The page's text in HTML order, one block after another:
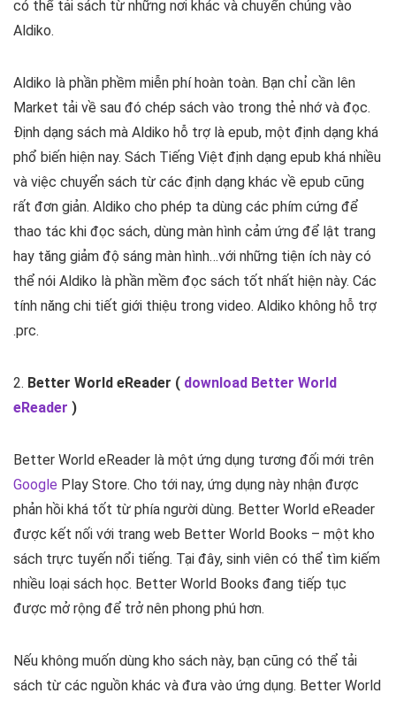
có thể tải sách từ những nơi khác và chuyển chúng vào
Aldiko.
Aldiko là phần phềm miễn phí hoàn toàn. Bạn chỉ cần lên
Market tải về sau đó chép sách vào trong thẻ nhớ và đọc.
Định dạng sách mà Aldiko hỗ trợ là epub, một định dạng khá
phổ biến hiện nay. Sách Tiếng Việt định dạng epub khá nhiều
và việc chuyển sách từ các định dạng khác về epub cũng
rất đơn giản. Aldiko cho phép ta dùng các phím cứng để
thao tác khi đọc sách, dùng màn hình cảm ứng để lật trang
hay tăng giảm độ sáng màn hình…với những tiện ích này có
thể nói Aldiko là phần mềm đọc sách tốt nhất hiện này. Các
tính năng chi tiết giới thiệu trong video. Aldiko không hỗ trợ
.prc.
2. Better World eReader ( download Better World
eReader )
Better World eReader là một ứng dụng tương đối mới trên
Google Play Store. Cho tới nay, ứng dụng này nhận được
phản hồi khá tốt từ phía người dùng. Better World eReader
được kết nối với trang web Better World Books – một kho
sách trực tuyến nổi tiếng. Tại đây, sinh viên có thể tìm kiếm
nhiều loại sách học. Better World Books đang tiếp tục
được mở rộng để trở nên phong phú hơn.
Nếu không muốn dùng kho sách này, bạn cũng có thể tải
sách từ các nguồn khác và đưa vào ứng dụng. Better World